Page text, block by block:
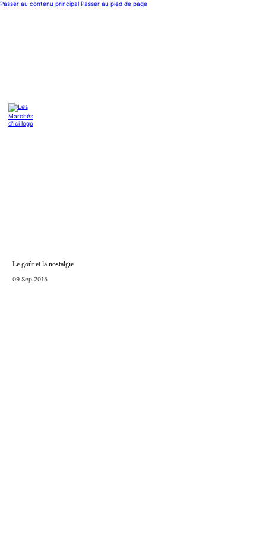
Passer au contenu principal Passer au pied de page
Le goût et la nostalgie
09 Sep 2015